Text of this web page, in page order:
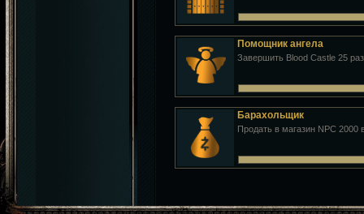
Помощник ангела
Завершить Blood Castle 25 раз
Барахольщик
Продать в магазин NPC 2000